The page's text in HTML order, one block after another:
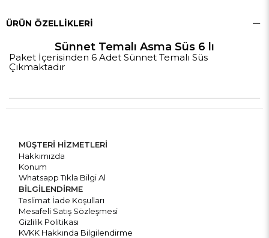
ÜRÜN ÖZELLIKLERI
Sünnet Temalı Asma Süs 6 lı
Paket İçerisinden 6 Adet Sünnet Temalı Süs
Çıkmaktadır
MÜŞTERİ HİZMETLERİ
Hakkımızda
Konum
Whatsapp Tıkla Bilgi Al
BİLGİLENDİRME
Teslimat İade Koşulları
Mesafeli Satış Sözleşmesi
Gizlilik Politikası
KVKK Hakkında Bilgilendirme